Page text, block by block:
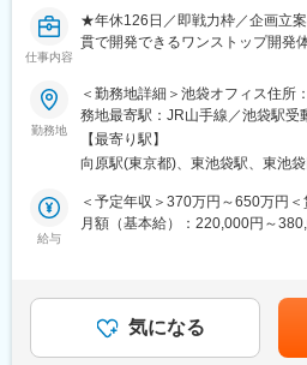
当社には「三度の飯よりパチスロ
想いを持つメンバーが集結。常に
し、どうすればより面白くなるか
見を交わすことで信頼関係やチー
共通の「好き」でつながり、仲間
ある職場が広がっています。
（1）ワンストップ開発体制…当
アフターケアに至るまで、一気通
（2）規則を深く理解しゲームに
れるのではなく、その範囲のなか
遊技機をつくる。そのために規則
仕事内容
★年休126日／即戦力枠／企画立
貫で開発できるワンストップ開発
中フェーズ／フレックス★
■業務内容：
遊技機（パチスロ）の企画立案か
作成まで、協力会社様と連携を取
当社にて、パチスロのゲーム企画
きます。
■具体的には：
勤務地
＜勤務地詳細＞池袋オフィス住所
務地最寄駅：JR山手線／池袋駅受
（喫煙可能場所あり））変更の範
【最寄り駅】
向原駅(東京都)、東池袋駅、東池
給与
＜予定年収＞370万円～650万円
月額（基本給）：220,000円～
年1回（4月）会社業績／勤務実績
も目安の金額であり、選考を通じ
月給(月額)は固定手当を含めた表記
気になる